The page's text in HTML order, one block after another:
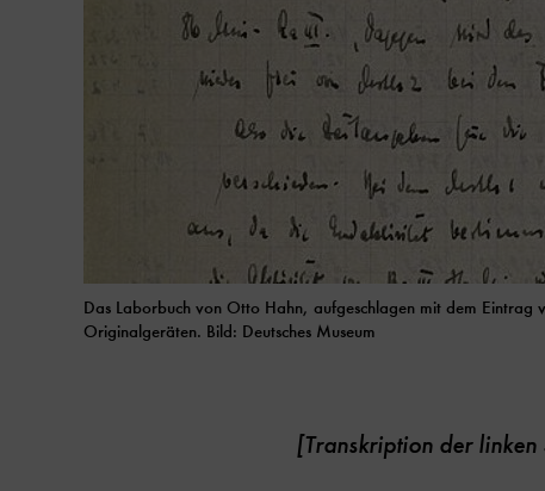
Das Laborbuch von Otto Hahn, aufgeschlagen mit dem
Originalgeräten. Bild: Deutsches Museum
[Transkription der linken